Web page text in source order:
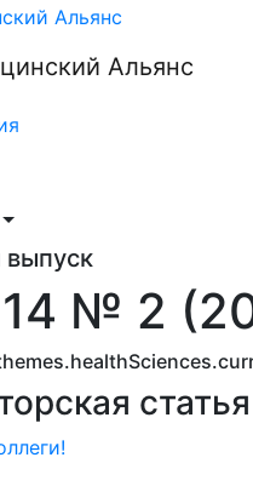
№ 2
статья